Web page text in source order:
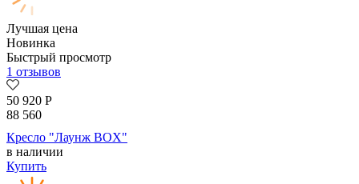
Лучшая цена
Новинка
Быстрый просмотр
1 отзывов
50 920 Р
88 560
Кресло "Лаунж BOX"
в наличии
Купить